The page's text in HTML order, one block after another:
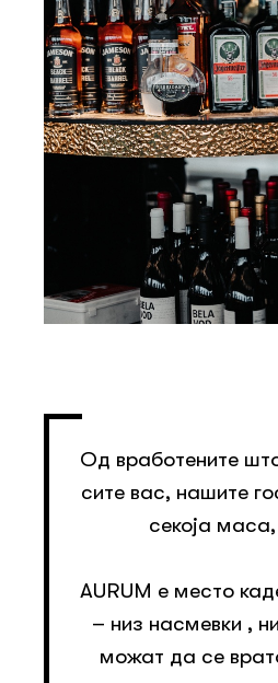
Од вработените
сите вас, нашите
секоја
AURUM е место
– низ насмевки ,
можат да се